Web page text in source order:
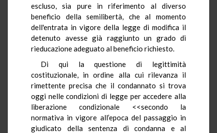
escluso, sia pure in riferimento al diverso
beneficio della semilibertà, che al momento
dell'entrata in vigore della legge di modifica il
detenuto avesse già raggiunto un grado di
rieducazione adeguato al beneficio richiesto.
Di qui la questione di legittimità
costituzionale, in ordine alla cui rilevanza il
rimettente precisa che il condannato si trova
oggi nelle condizioni di legge per accedere alla
liberazione condizionale <<secondo la
normativa in vigore all’epoca del passaggio in
giudicato della sentenza di condanna e al